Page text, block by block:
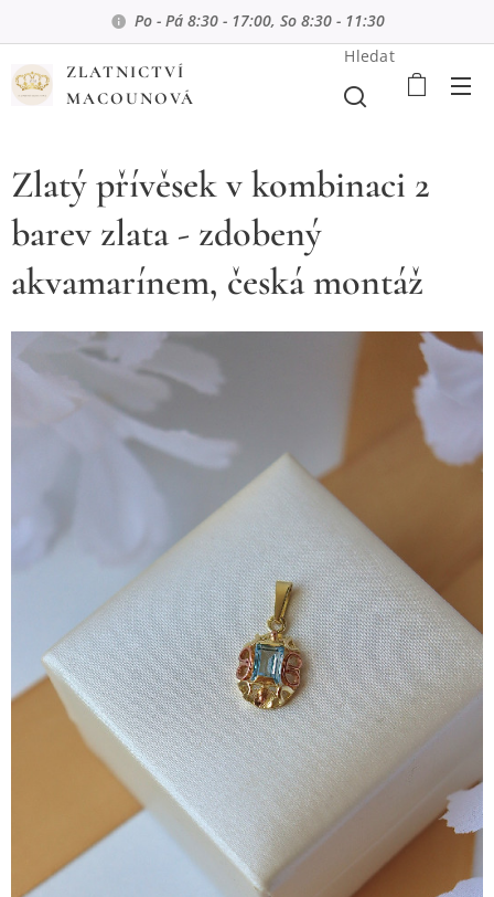
Po - Pá 8:30 - 17:00, So 8:30 - 11:30
ZLATNICTVÍ
MACOUNOVÁ
Hledat
Zlatý přívěsek v kombinaci 2
barev zlata - zdobený
akvamarínem, česká montáž